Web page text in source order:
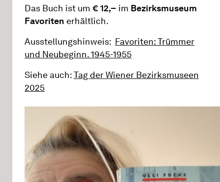
Das Buch ist um € 12,– im Bezirksmuseum
Favoriten erhältlich.
Ausstellungshinweis: Favoriten: Trümmer
und Neubeginn. 1945-1955
Siehe auch:Tag der Wiener Bezirksmuseen
2025